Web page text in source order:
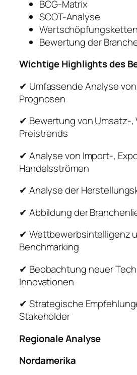
BCG-Matrix
SCOT-Analyse
Bewertung der
Wichtige Highlights des
✔ Umfassende Analyse
Prognosen
✔ Bewertung von Umsatz-,
Preistrends
✔ Analyse von Import-,
Handelsströmen
✔ Analyse der
✔ Abbildung der
✔ Wettbewerbsintelligenz
Benchmarking
✔ Beobachtung neuer
Innovationen
✔ Strategische
Stakeholder
Regionale Analyse
Nordamerika